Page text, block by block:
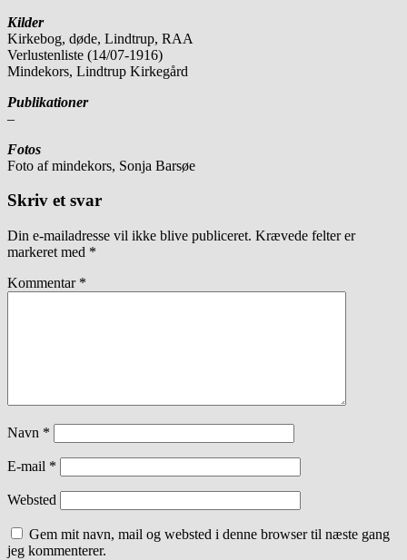
Kilder
Kirkebog, døde, Lindtrup, RAA
Verlustenliste (14/07-1916)
Mindekors, Lindtrup Kirkegård
Publikationer
–
Fotos
Foto af mindekors, Sonja Barsøe
Skriv et svar
Din e-mailadresse vil ikke blive publiceret. Krævede felter er
markeret med *
Kommentar *
Navn *
E-mail *
Websted
Gem mit navn, mail og websted i denne browser til næste gang
jeg kommenterer.